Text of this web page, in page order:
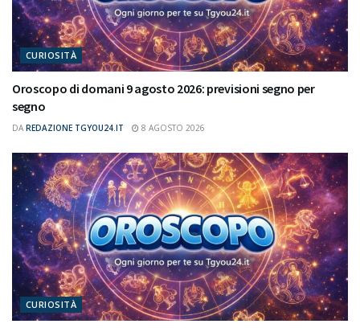
CURIOSITÀ
Oroscopo di domani 9 agosto 2026: previsioni segno per
segno
DA REDAZIONE TGYOU24.IT 8 AGOSTO 2026
CURIOSITÀ